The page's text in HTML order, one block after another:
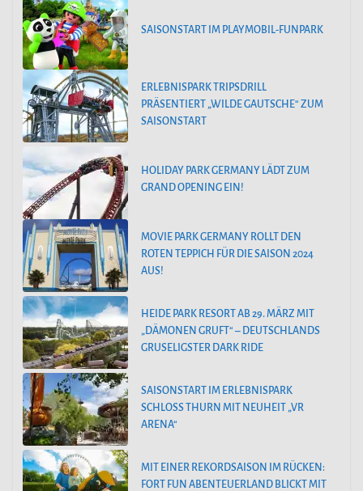
SAISONSTART IM PLAYMOBIL-FUNPARK
ERLEBNISPARK TRIPSDRILL
PRÄSENTIERT „WILDE GAUTSCHE“ ZUM
SAISONSTART
HOLIDAY PARK GERMANY LÄDT ZUM
GRAND OPENING EIN!
MOVIE PARK GERMANY ROLLT DEN
ROTEN TEPPICH FÜR DIE SAISON 2024
AUS!
HEIDE PARK RESORT AB 29. MÄRZ MIT
„DÄMONEN GRUFT“ – DEUTSCHLANDS
GRUSELIGSTER DARK RIDE
SAISONSTART IM ERLEBNISPARK
SCHLOSS THURN MIT NEUHEIT „VR
ARENA“
MIT EINER REKORDSAISON IM RÜCKEN:
FORT FUN ABENTEUERLAND BLICKT MIT